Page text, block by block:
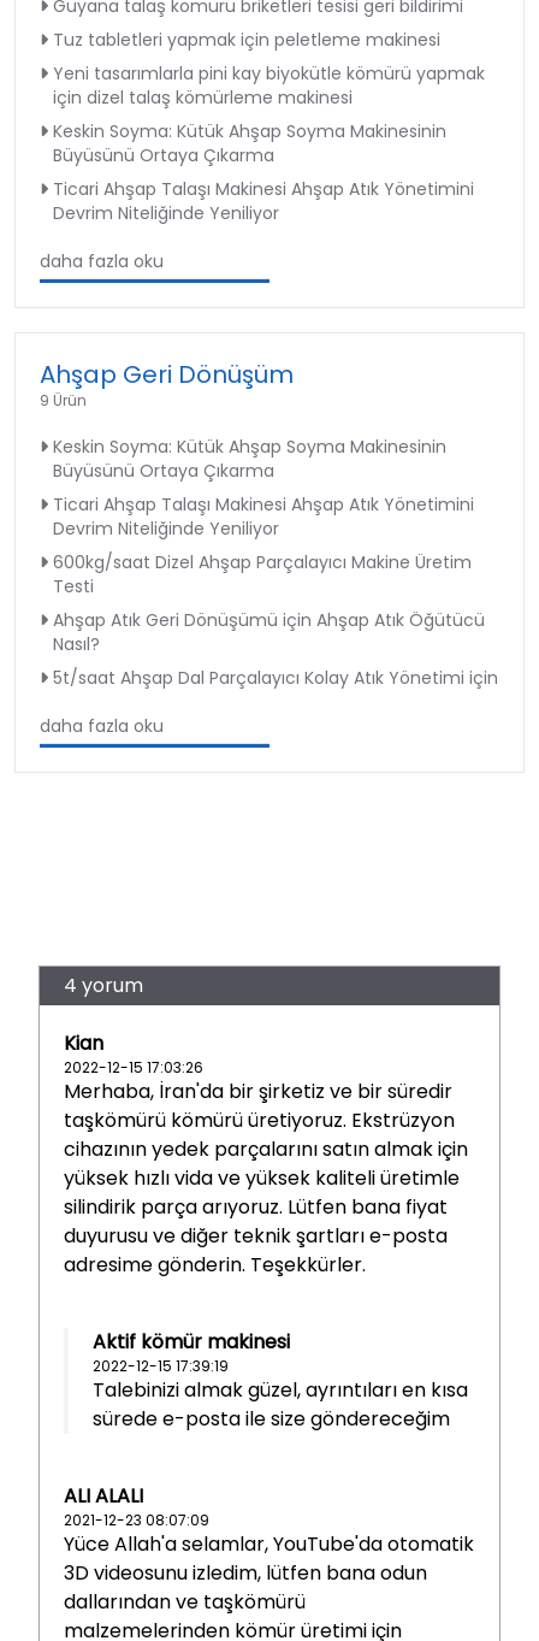
Guyana talaş kömürü briketleri tesisi geri bildirimi
Tuz tabletleri yapmak için peletleme makinesi
Yeni tasarımlarla pini kay biyokütle kömürü yapmak
için dizel talaş kömürleme makinesi
Keskin Soyma: Kütük Ahşap Soyma Makinesinin
Büyüsünü Ortaya Çıkarma
Ticari Ahşap Talaşı Makinesi Ahşap Atık Yönetimini
Devrim Niteliğinde Yeniliyor
daha fazla oku
Ahşap Geri Dönüşüm
9 Ürün
Keskin Soyma: Kütük Ahşap Soyma Makinesinin
Büyüsünü Ortaya Çıkarma
Ticari Ahşap Talaşı Makinesi Ahşap Atık Yönetimini
Devrim Niteliğinde Yeniliyor
600kg/saat Dizel Ahşap Parçalayıcı Makine Üretim
Testi
Ahşap Atık Geri Dönüşümü için Ahşap Atık Öğütücü
Nasıl?
5t/saat Ahşap Dal Parçalayıcı Kolay Atık Yönetimi için
daha fazla oku
4 yorum
Kian
2022-12-15 17:03:26
Merhaba, İran'da bir şirketiz ve bir süredir
taşkömürü kömürü üretiyoruz. Ekstrüzyon
cihazının yedek parçalarını satın almak için
yüksek hızlı vida ve yüksek kaliteli üretimle
silindirik parça arıyoruz. Lütfen bana fiyat
duyurusu ve diğer teknik şartları e-posta
adresime gönderin. Teşekkürler.
Aktif kömür makinesi
2022-12-15 17:39:19
Talebinizi almak güzel, ayrıntıları en kısa
sürede e-posta ile size göndereceğim
ALI ALALI
2021-12-23 08:07:09
Yüce Allah'a selamlar, YouTube'da otomatik
3D videosunu izledim, lütfen bana odun
dallarından ve taşkömürü
malzemelerinden kömür üretimi için